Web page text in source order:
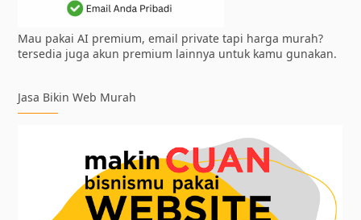
Mau pakai AI premium, email private tapi harga murah?
tersedia juga akun premium lainnya untuk kamu gunakan.
Jasa Bikin Web Murah